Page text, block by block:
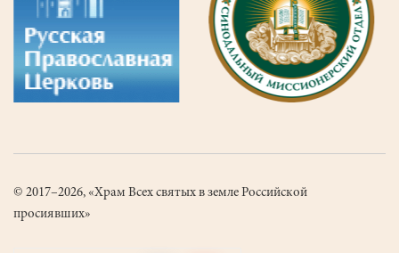
© 2017–2026, «Храм Всех святых в земле Российской
просиявших»